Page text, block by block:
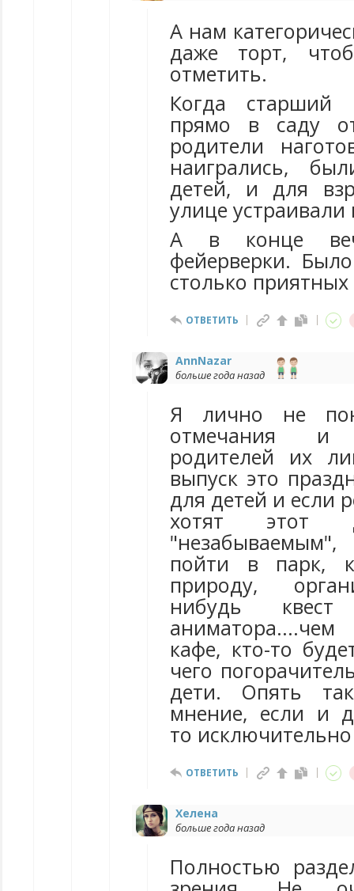
А нам
даже торт,
отметить.
Когда старший
прямо в саду
родители
наигрались,
детей, и для
улице устраивали
А в конце
фейерверки.
столько
ОТВЕТИТЬ
AnnNazar
больше года назад
Я лично не
отмечания
родителей их
выпуск это
для детей и если
хотят этот
пойти в парк,
природу,
нибудь
кафе, кто-то
чего
дети. Опять
мнение, если и
то
ОТВЕТИТЬ
Хелена
больше года назад
Полностью